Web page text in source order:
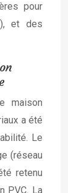
pour
et des
maison
a été
Le
(réseau
retenu
PVC. La